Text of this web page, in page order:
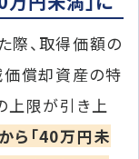
際、取得価額の
価償却資産の特
上限が引き上
ら「40万円未